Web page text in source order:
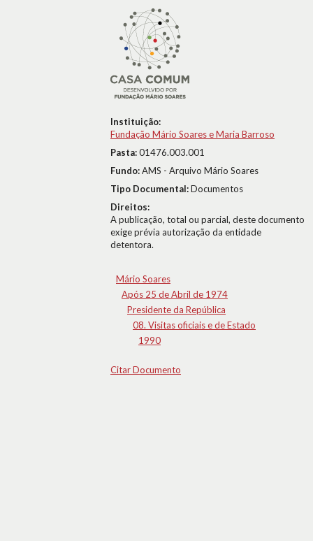
Instituição:
Fundação Mário Soares e Maria Barroso
Pasta:01476.003.001
Fundo:AMS - Arquivo Mário Soares
Tipo Documental:Documentos
Direitos:
A publicação, total ou parcial, deste documento
exige prévia autorização da entidade
detentora.
Mário Soares
Após 25 de Abril de 1974
Presidente da República
08. Visitas oficiais e de Estado
1990
Citar Documento